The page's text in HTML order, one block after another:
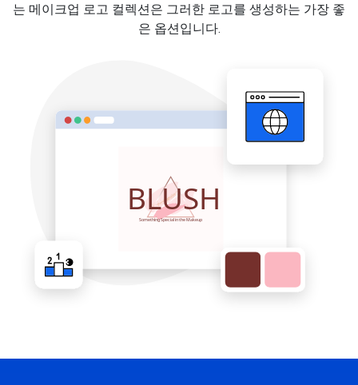
는 메이크업 로고 컬렉션은 그러한 로고를 생성하는 가장 좋
은 옵션입니다.